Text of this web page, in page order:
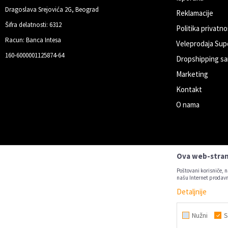
Dragoslava Srejovića 2G, Beograd
Šifra delatnosti: 6312
Racun: Banca Intesa
160-6000001125874-64
Reklamacije
Politika
Veleprodaja
Dropshipping
Marketing
Kontakt
O nama
Nastojimo da budemo što
Svi artikli
Ova web-
Poštovani korisniče,
našu Internet
Detaljnije
Nužni